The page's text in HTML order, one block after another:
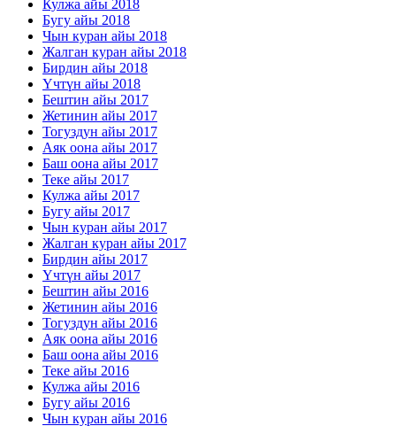
Кулжа айы 2018
Бугу айы 2018
Чын куран айы 2018
Жалган куран айы 2018
Бирдин айы 2018
Үчтүн айы 2018
Бештин айы 2017
Жетинин айы 2017
Тогуздун айы 2017
Аяк оона айы 2017
Баш оона айы 2017
Теке айы 2017
Кулжа айы 2017
Бугу айы 2017
Чын куран айы 2017
Жалган куран айы 2017
Бирдин айы 2017
Үчтүн айы 2017
Бештин айы 2016
Жетинин айы 2016
Тогуздун айы 2016
Аяк оона айы 2016
Баш оона айы 2016
Теке айы 2016
Кулжа айы 2016
Бугу айы 2016
Чын куран айы 2016